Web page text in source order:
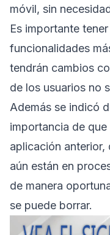
móvil, sin
Es importante
funcionalidades
tendrán cambios
de los usuarios no
Además se indicó
importancia de
aplicación
aún están en
de manera
se puede borrar.